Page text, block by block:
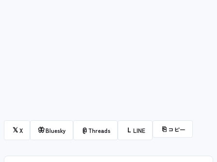
𝕏X 🦋Bluesky @ Threads L LINE ⎘ コピー